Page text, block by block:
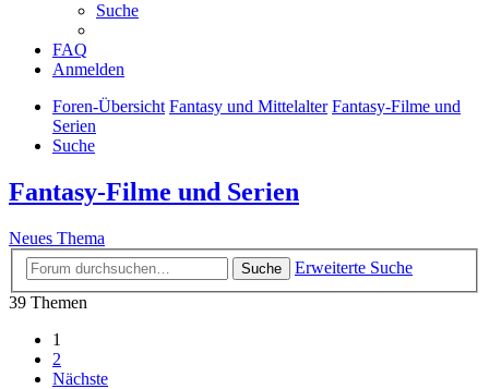
Suche
FAQ
Anmelden
Foren-Übersicht Fantasy und Mittelalter Fantasy-Filme und
Serien
Suche
Fantasy-Filme und Serien
Neues Thema
Suche
Erweiterte Suche
39 Themen
1
2
Nächste